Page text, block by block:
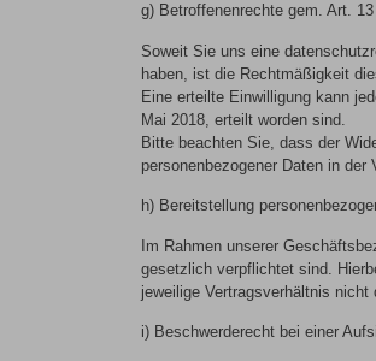
g) Betroffenenrechte gem. Art.
Soweit Sie uns eine
haben, ist die Rechtmäßigkeit
Eine erteilte Einwilligung kann
Mai 2018, erteilt worden sind.
Bitte beachten Sie, dass der
personenbezogener Daten in der
h) Bereitstellung
Im Rahmen unserer
gesetzlich verpflichtet sind.
jeweilige Vertragsverhältnis
i) Beschwerderecht bei einer